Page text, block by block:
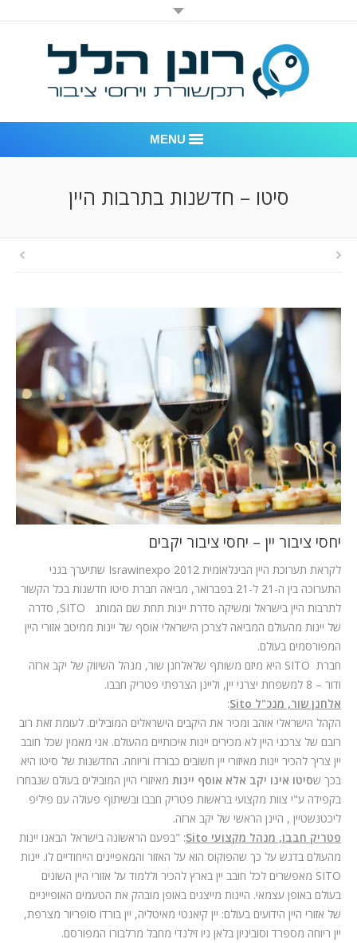
MENU
חדר חדשות
המלצות
ניהול מוניטין
צור קשר
סיטו – חדשנות בתרבות היין
יחסי ציבור יין – יחסי ציבור יקבים
לקראת תערוכת היין הבינלאומית 2012 Israwinexpo שתיערך בגני
התערוכה בין ה-21 ל-21 בפברואר, מביאה חברת סיטו חדשנות בכל הקשור
לתרבות היין בישראל ומשיקה סדרת יינות תחת שם המותג
SITO, סדרה
של יינות מהעולם המביאה לצרכן הישראלי אוסף של יינות ממיטב אזורי היין
המפורסמים בעולם.
חברת SITO היא מיזם משותף שלאלחנן שור, מנהל השיווק של יקב ארזה
ודור – 8 למשפחת יצרני יין, וליינן הצרפתי פטריק חבבו.
אלחנן שור, מנכ"ל Sito
:
הקהל הישראלי אוהב ומכיר את היקבים הישראלים המובילים. לעומת זאת רוב
רובם של צרכני היין לא מכירים יינות איכותיים מהעולם. אני מאמין שכל חובב
יין צריך להכיר יינות מאיזורי יין חשובים כבורדו וריוחה. החדשנות של סיטו היא
בכך שסיטו אינו יקב אלא אוסף יינות מאיזורי היין המובילים בעולם שנבחרו
בקפידה ע"י צוות מקצועי בראשות פטריק חבבו ובשיתוף פעולה עם פיליפ
ליכטנשטיין , היינן הראשי של יקב ארזה.
פטריק חבבו, מנהל מקצועי Sito: "בפעם הראשונה בישראל הבאנו יינות
מהעולם בדגש על כך שהפוקוס הוא על האזור והמאפיינים הייחודיים לו. יינות
SITO מאפשרים לכל חובב יין בארץ להכיר וללמוד על אזורי היין השונים
בעולם באופן עצמאי. היינות מייצגים באופן מובהק את הטעמים האופייניים
של אזורי היין הידועים בעולם: יין קיאנטי מאיטליה, יין בורדו סופריור מצרפת,
יין ריוחה מספרד וסוביניון בלאן ניו זילנדי מחבל מרלבורו המפורסם.